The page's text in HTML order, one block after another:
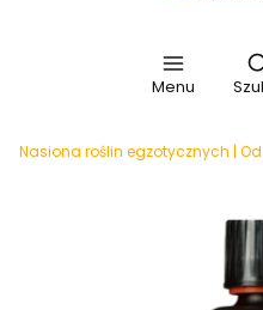
Menu
Nasiona roślin egzotycznych |